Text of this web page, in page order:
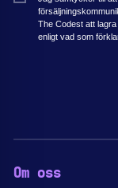
The Codest att
enligt vad som
Om oss